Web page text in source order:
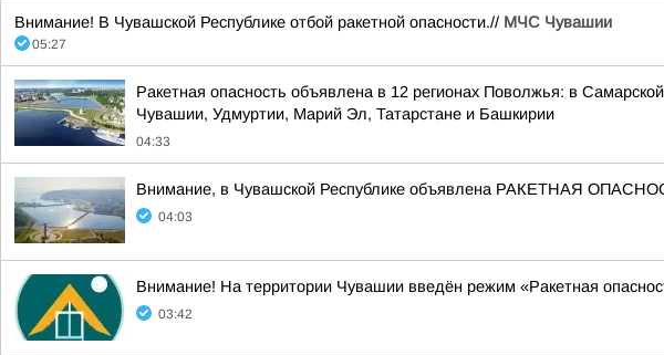
Внимание! В Чувашской Республике отбой ракетной опасности.// МЧС Чувашии
05:27
Ракетная опасность объявлена в 12 регионах Поволжья: в
Чувашии, Удмуртии, Марий Эл, Татарстане и Башкирии
04:33
Внимание, в Чувашской Республике объявлена РАКЕТНАЯ
04:03
Внимание! На территории Чувашии введён режим «Ракетная
03:42